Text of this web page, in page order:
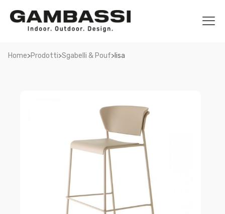
Home>Prodotti>Sgabelli & Pouf>lisa